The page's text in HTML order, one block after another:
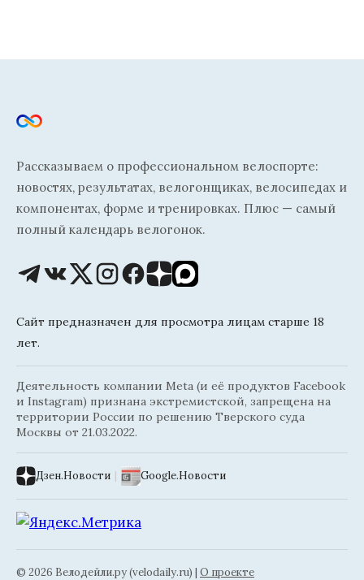
Рассказываем о профессиональном велоспорте:
новостях, результатах, велогонщиках, велосипедах и
компонентах, форме и тренировках. Плюс — самый
полный календарь велогонок.
Сайт предназначен для просмотра лицам старше 18
лет.
Деятельность компании Meta (и её продуктов Facebook
и Instagram) признана экстремистской, запрещена на
территории России по решению Тверского суда
Москвы от 21.03.2022.
Дзен.Новости | Google.Новости
© 2026 Велодейли.ру (velodaily.ru) | О проекте